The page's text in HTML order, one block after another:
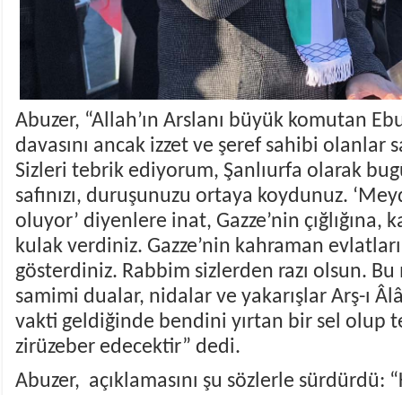
Abuzer, “Allah’ın Arslanı büyük komutan
davasını ancak izzet ve şeref sahibi olanlar
Sizleri tebrik ediyorum, Şanlıurfa olarak
safınızı, duruşunuzu ortaya koydunuz.
oluyor’ diyenlere inat, Gazze’nin çığlığına,
kulak verdiniz. Gazze’nin kahraman
gösterdiniz. Rabbim sizlerden razı olsun.
samimi dualar, nidalar ve yakarışlar Arş-ı
vakti geldiğinde bendini yırtan bir sel olup
zirüzeber edecektir” dedi.
Abuzer, açıklamasını şu sözlerle sürdürdü: